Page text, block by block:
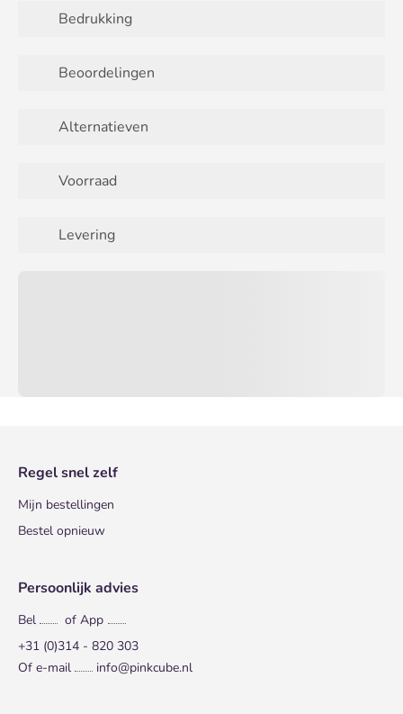
Bedrukking
Beoordelingen
Alternatieven
Voorraad
Levering
Regel snel zelf
Mijn bestellingen
Bestel opnieuw
Persoonlijk advies
Bel
of App
+31 (0)314 - 820 303
Of e-mail
info@pinkcube.nl